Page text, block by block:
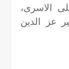
الاسرى،
عز الدين